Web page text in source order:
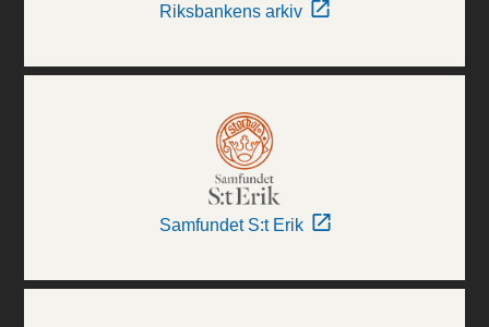
Riksbankens arkiv
Samfundet S:t Erik